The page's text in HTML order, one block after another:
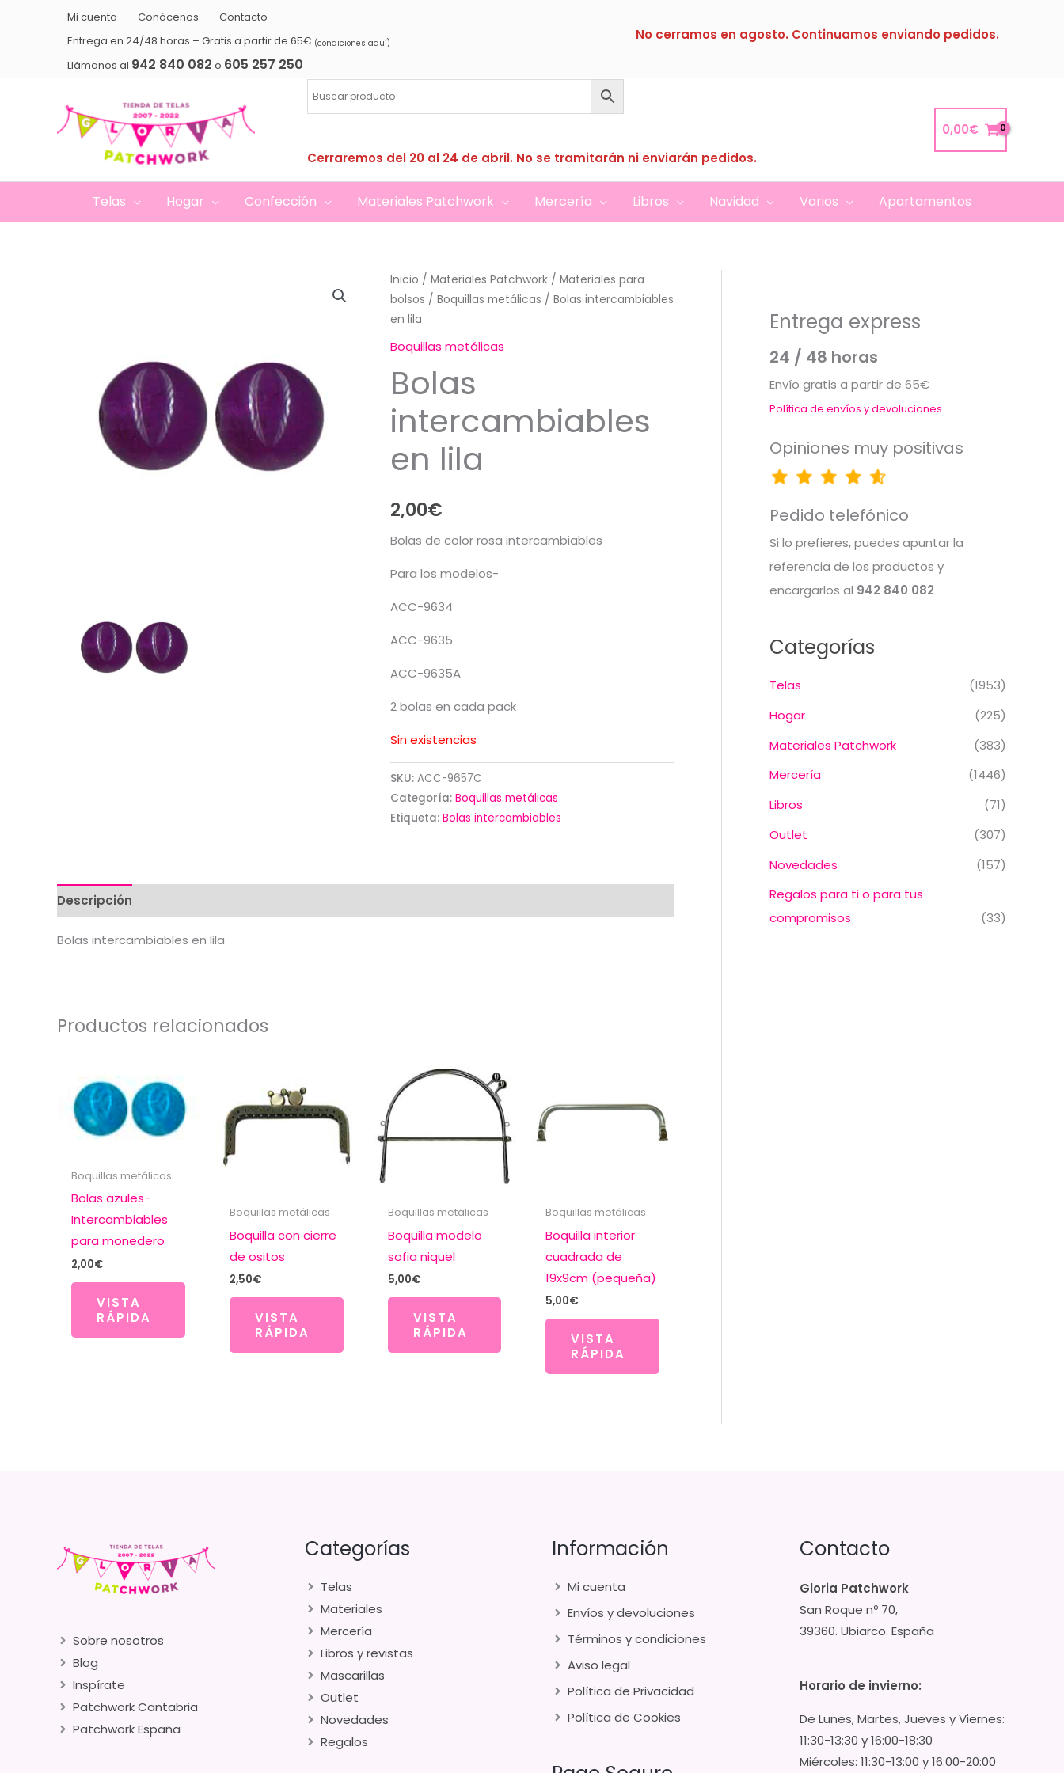
Mi cuenta Conócenos
Contacto
Entrega en 24/48 horas – Gratis a partir de 65€ (condiciones aquí)
Llámanos al 942 840 082 o 605 257 250
No cerramos en agosto. Continuamos enviando pedidos.
Cerraremos del 20 al 24 de abril. No se tramitarán ni enviarán pedidos.
0,00€
Telas Hogar Confección Materiales Patchwork Mercería Libros Navidad Varios Apartamentos
Inicio / Materiales Patchwork/ Materiales para
bolsos / Boquillas metálicas / Bolas intercambiables
en lila
Boquillas metálicas
Bolas
intercambiables
en lila
2,00€
Bolas de color rosa intercambiables
Para los modelos-
ACC-9634
ACC-9635
ACC-9635A
2 bolas en cada pack
Sin existencias
SKU: ACC-9657C
Categoría: Boquillas metálicas
Etiqueta: Bolas intercambiables
Descripción
Bolas intercambiables en lila
Productos relacionados
Boquillas metálicas
Bolas azules-
Intercambiables
para monedero
2,00€
VISTA
RÁPIDA
Boquillas metálicas
Boquilla con cierre
de ositos
2,50€
VISTA
RÁPIDA
Boquillas metálicas
Boquilla modelo
sofia niquel
5,00€
VISTA
RÁPIDA
Boquillas metálicas
Boquilla interior
cuadrada de
19x9cm (pequeña)
5,00€
VISTA
RÁPIDA
Entrega express
24 / 48 horas
Envío gratis a partir de 65€
Política de envíos y devoluciones
Opiniones muy positivas
Pedido telefónico
Si lo prefieres, puedes apuntar la
referencia de los productos y
encargarlos al 942 840 082
Categorías
Telas
(1953)
Hogar
(225)
Materiales Patchwork
(383)
Mercería
(1446)
Libros
(71)
Outlet
(307)
Novedades
(157)
Regalos para ti o para tus
compromisos
(33)
Sobre nosotros
Blog
Inspírate
Patchwork Cantabria
Patchwork España
Categorías
Telas
Materiales
Mercería
Libros y revistas
Mascarillas
Outlet
Novedades
Regalos
Información
Mi cuenta
Envíos y devoluciones
Términos y condiciones
Aviso legal
Política de Privacidad
Política de Cookies
Contacto
Gloria Patchwork
San Roque nº 70,
39360. Ubiarco. España
Horario de invierno:
De Lunes, Martes, Jueves y Viernes:
11:30-13:30 y 16:00-18:30
Miércoles: 11:30-13:00 y 16:00-20:00